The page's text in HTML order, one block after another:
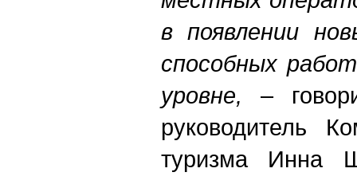
в появлении
способных
уровне, –
руководитель
туризма